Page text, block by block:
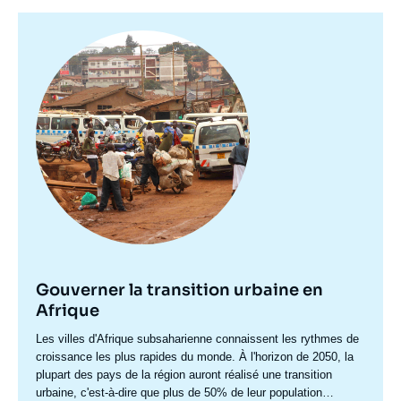
principale
Gouverner la transition urbaine en
Afrique
Accroche
centre
Les villes d'Afrique subsaharienne connaissent les rythmes de
croissance les plus rapides du monde. À l'horizon de 2050, la
plupart des pays de la région auront réalisé une transition
urbaine, c'est-à-dire que plus de 50% de leur population